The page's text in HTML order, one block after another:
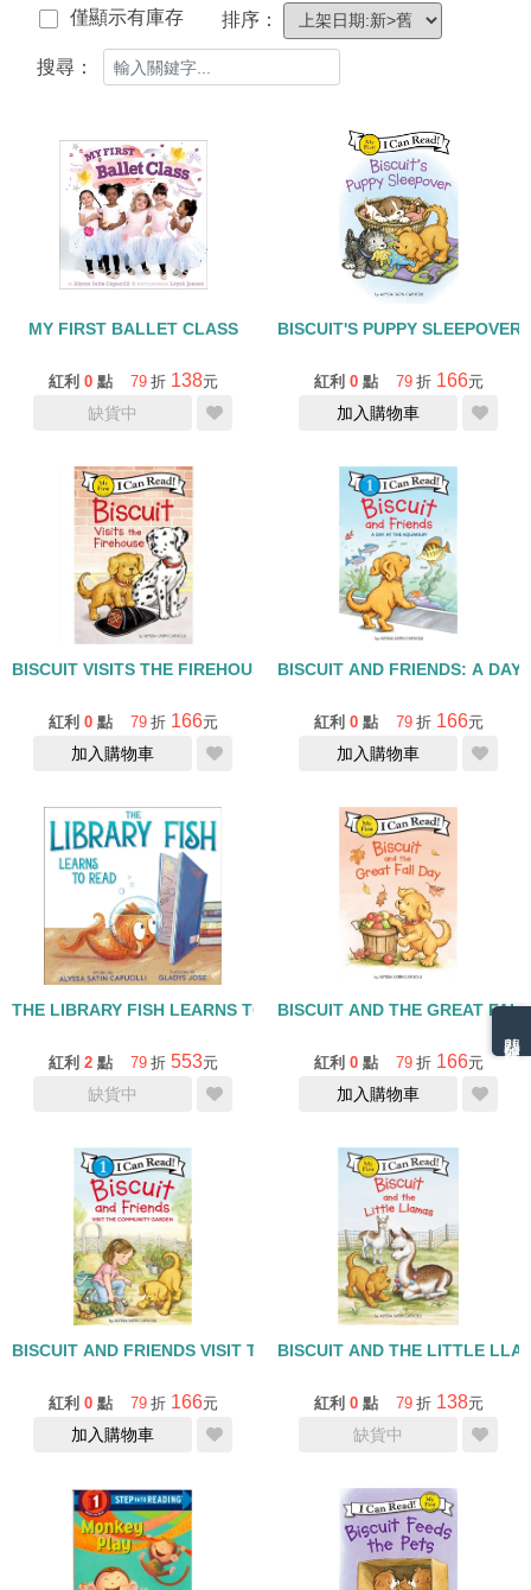
僅顯示有庫存 排序：
搜尋：
MY FIRST BALLET CLASS
紅利 0 點 79 折 138元
缺貨中
BISCUIT'S PUPPY
紅利 0 點 79 折 166元
加入購物車
BISCUIT VISITS THE FIREHOUSE/I CAN READ/MY FIRST
紅利 0 點 79 折 166元
加入購物車
BISCUIT AND FRIENDS: A
紅利 0 點 79 折 166元
加入購物車
THE LIBRARY FISH LEARNS TO READ/精裝
紅利 2 點 79 折 553元
缺貨中
BISCUIT AND THE GREAT
紅利 0 點 79 折 166元
加入購物車
BISCUIT AND FRIENDS VISIT THE COMMUNTIY GARDEN/I CAN
紅利 0 點 79 折 166元
加入購物車
BISCUIT AND THE LITTLE
紅利 0 點 79 折 138元
缺貨中